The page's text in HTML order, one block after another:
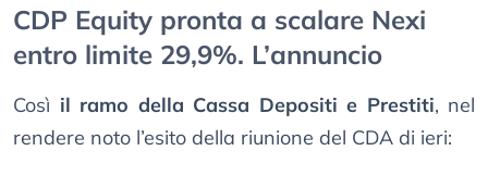
CDP Equity pronta a scalare Nexi
entro limite 29,9%. L’annuncio
Così il ramo della Cassa Depositi e Prestiti, nel
rendere noto l’esito della riunione del CDA di ieri: